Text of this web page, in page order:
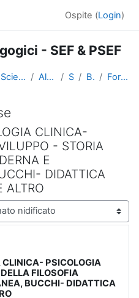
Ospite (Login)
- SEF & PSEF
Scienze dell'Educazione Altri insegnamenti SciEdu2 Benvenuti! Forum - Porta Portese
CLINICA-
- STORIA
E
DIDATTICA
ALTRO
PSICOLOGIA
FILOSOFIA
BUCCHI- DIDATTICA